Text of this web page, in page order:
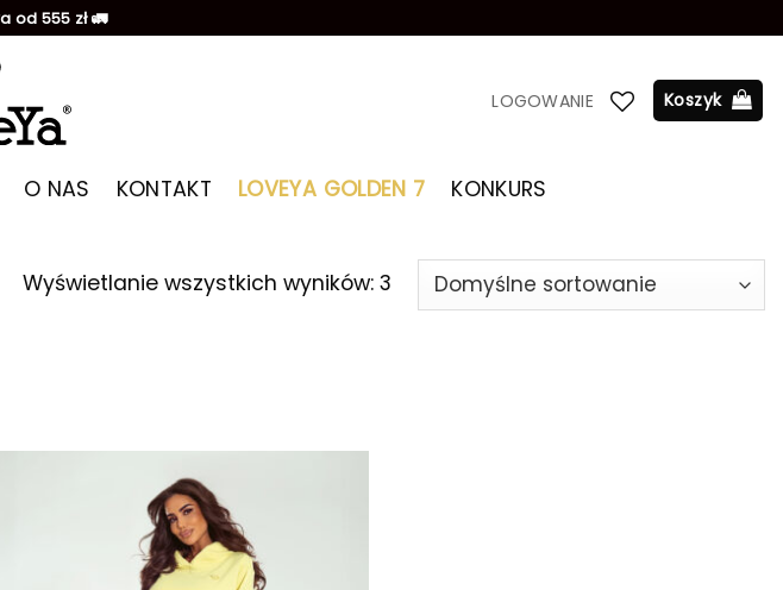
od 555 zł 🚛
LOGOWANIE Koszyk
O NAS KONTAKT LOVEYA GOLDEN 7 KONKURS
Wyświetlanie wszystkich wyników: 3